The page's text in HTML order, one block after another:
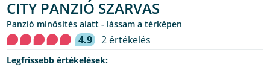
CITY PANZIÓ SZARVAS
Panzió minősítés alatt - lássam a térképen
4.9 2 értékelés
Legfrissebb értékelések: